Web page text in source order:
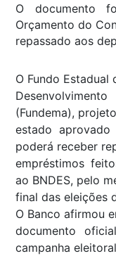
O documento
Orçamento do
repassado aos
O Fundo Estadual
(Fundema),
estado aprovado
poderá receber
empréstimos
ao BNDES, pelo
final das eleições
O Banco afirmou
documento
campanha